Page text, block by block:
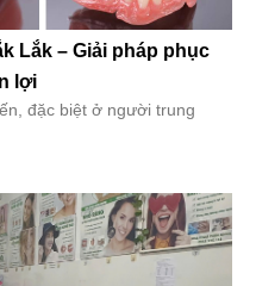
Lắk – Giải pháp phục
lợi
đặc biệt ở người trung